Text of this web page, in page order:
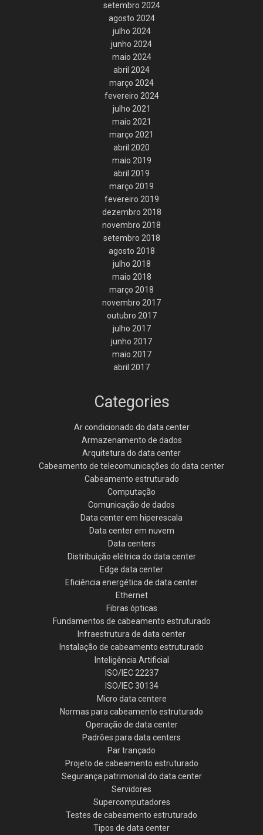
setembro 2024
agosto 2024
julho 2024
junho 2024
maio 2024
abril 2024
março 2024
fevereiro 2024
julho 2021
maio 2021
março 2021
abril 2020
maio 2019
abril 2019
março 2019
fevereiro 2019
dezembro 2018
novembro 2018
setembro 2018
agosto 2018
julho 2018
maio 2018
março 2018
novembro 2017
outubro 2017
julho 2017
junho 2017
maio 2017
abril 2017
Categories
Ar condicionado do data center
Armazenamento de dados
Arquitetura do data center
Cabeamento de telecomunicações do data center
Cabeamento estruturado
Computação
Comunicação de dados
Data center em hiperescala
Data center em nuvem
Data centers
Distribuição elétrica do data center
Edge data center
Eficiência energética de data center
Ethernet
Fibras ópticas
Fundamentos de cabeamento estruturado
Infraestrutura de data center
Instalação de cabeamento estruturado
Inteligência Artificial
ISO/IEC 22237
ISO/IEC 30134
Micro data centere
Normas para cabeamento estruturado
Operação de data center
Padrões para data centers
Par trançado
Projeto de cabeamento estruturado
Segurança patrimonial do data center
Servidores
Supercomputadores
Testes de cabeamento estruturado
Tipos de data center